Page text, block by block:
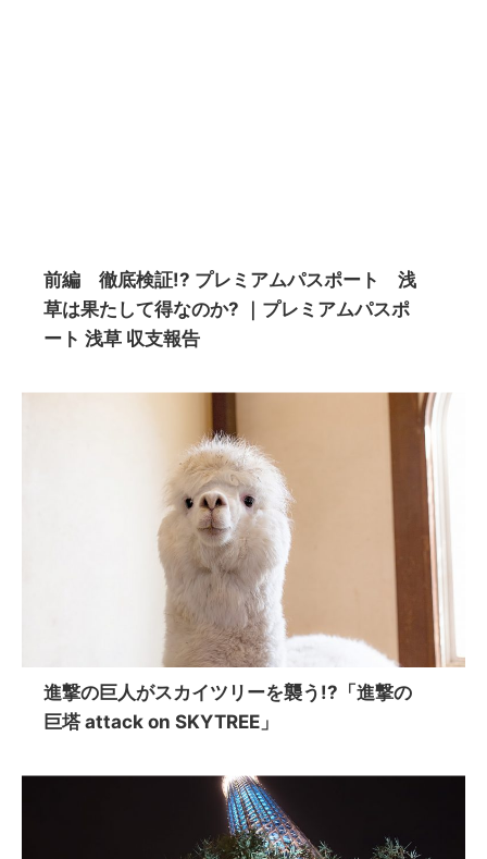
前編 徹底検証!? プレミアムパスポート 浅
草は果たして得なのか? ｜プレミアムパスポ
ート 浅草 収支報告
進撃の巨人がスカイツリーを襲う!?「進撃の
巨塔 attack on SKYTREE」